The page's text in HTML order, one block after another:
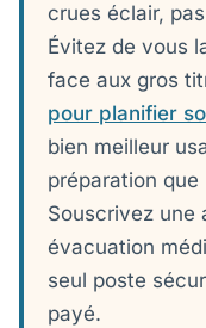
crues éclair,
Évitez de vous
face aux gros
pour planifier
bien meilleur
préparation
Souscrivez une
évacuation
seul poste
payé.